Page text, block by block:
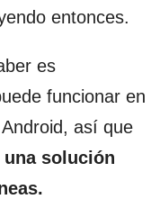
entonces.
es
funcionar en
así que
solución